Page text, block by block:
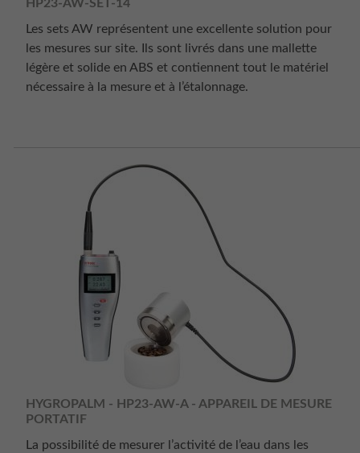
HP23-AW-SET-14
Les sets AW représentent une excellente solution pour
les mesures sur site. Ils sont livrés dans une mallette
légère et solide en ABS et contiennent tout le matériel
nécessaire à la mesure et à l’étalonnage.
HYGROPALM - HP23-AW-A - APPAREIL DE MESURE
PORTATIF
La possibilité de mesurer l’activité de l’eau dans les